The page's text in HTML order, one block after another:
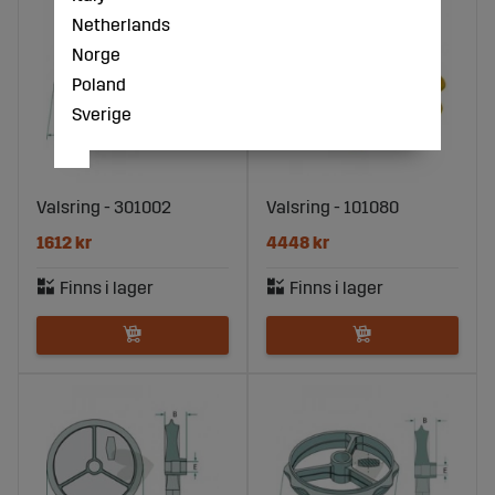
Valsring - 301002
1612 kr
Valsring - 101080
4448 kr
Netherlands
Norge
Poland
Sverige